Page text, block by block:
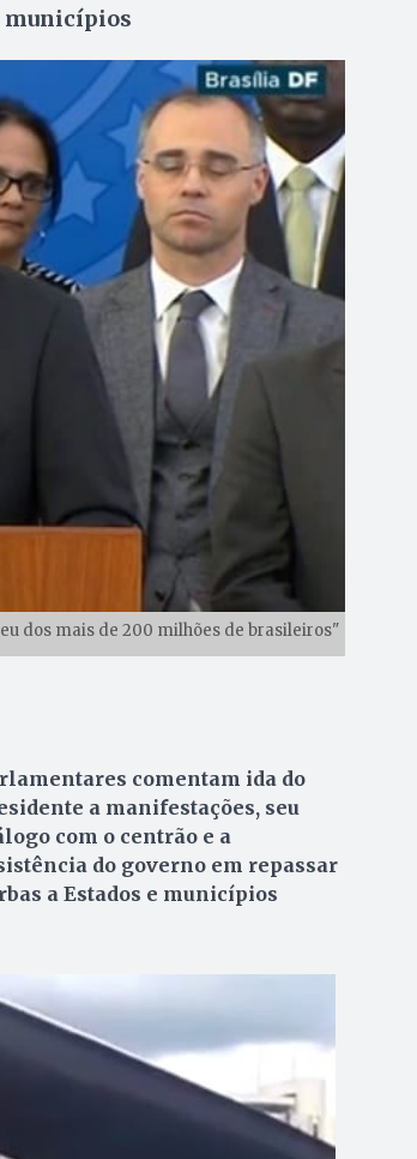
municípios
dos mais de 200 milhões de brasileiros"
comentam ida do
a manifestações, seu
com o centrão e a
do governo em repassar
a Estados e municípios